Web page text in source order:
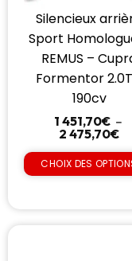
Silencieux
Sport
REMUS –
Formentor
190cv
1 451,70€ –
2 475,70€
CHOIX DES